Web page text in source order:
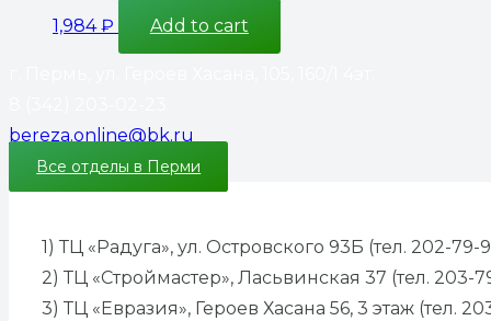
1,984₽ Add to cart
bereza.online@bk.ru
Все отделы в Перми
1) ТЦ «Радуга», ул. Островского 93Б (тел. 202-79-
2) ТЦ «Строймастер», Ласьвинская 37 (тел. 203-
3) ТЦ «Евразия», Героев Хасана 56, 3 этаж (тел.